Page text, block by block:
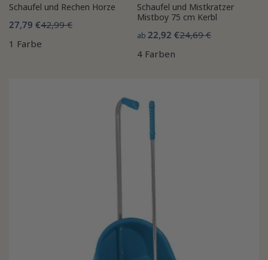
Schaufel und Rechen Horze
27,79 €42,99 €
1 Farbe
Schaufel und Mistkratzer
Mistboy 75 cm Kerbl
ab 22,92 €24,69 €
4 Farben